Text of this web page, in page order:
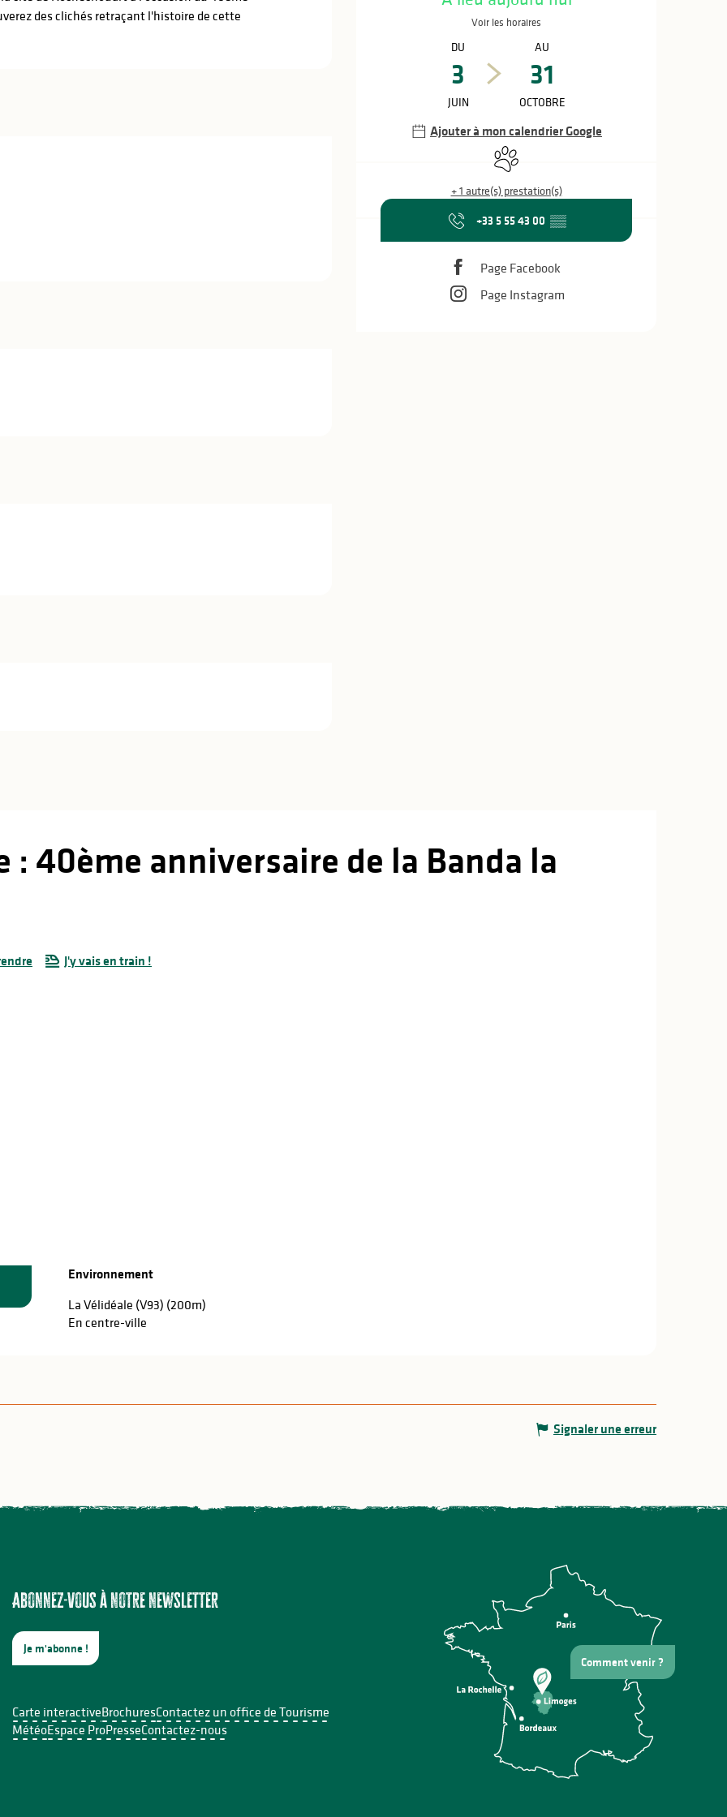
Voir les horaires
DU
3
JUIN
AU
31
OCTOBRE
Ajouter à mon calendrier Google
Animaux acceptés
+ 1 autre(s) prestation(s)
+33 5 55 43 00 ▒▒
Page Facebook
Page Instagram
des clichés retraçant l'histoire de cette
40ème anniversaire de la Banda la
J'y vais en train !
Environnement
Environnement
La Vélidéale (V93) (200m)
En centre-ville
Signaler une erreur
Abonnez-vous à notre newsletter
Je m'abonne !
Carte interactiveBrochuresContactez un office de Tourisme
MétéoEspace ProPresseContactez-nous
Comment venir ?